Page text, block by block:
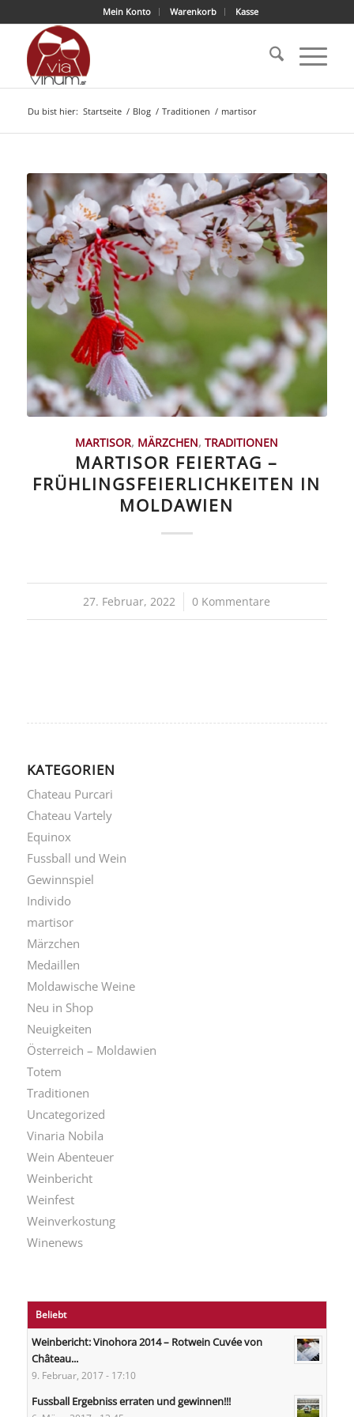
Mein Konto Warenkorb Kasse
Du bist hier: Startseite / Blog / Traditionen / martisor
MARTISOR, MÄRZCHEN,TRADITIONEN
MARTISOR FEIERTAG –
FRÜHLINGSFEIERLICHKEITEN IN
MOLDAWIEN
27. Februar, 2022
/ 0 Kommentare
KATEGORIEN
Chateau Purcari
Chateau Vartely
Equinox
Fussball und Wein
Gewinnspiel
Individo
martisor
Märzchen
Medaillen
Moldawische Weine
Neu in Shop
Neuigkeiten
Österreich – Moldawien
Totem
Traditionen
Uncategorized
Vinaria Nobila
Wein Abenteuer
Weinbericht
Weinfest
Weinverkostung
Winenews
Beliebt
Weinbericht: Vinohora 2014 – Rotwein Cuvée von
Château...
9. Februar, 2017 - 17:10
Fussball Ergebniss erraten und gewinnen!!!